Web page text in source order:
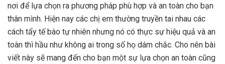
nơi để lựa chọn ra phương pháp phù hợp và an toàn cho bạn
thân mình. Hiện nay các chị em thường truyền tai nhau các
cách tẩy tế bào tự nhiên nhưng nó có thực sự hiệu quả và an
toàn thì hầu như không ai trong số họ dám chắc. Cho nên bài
viết này sẽ mang đến cho bạn một sự lựa chọn an toàn cũng